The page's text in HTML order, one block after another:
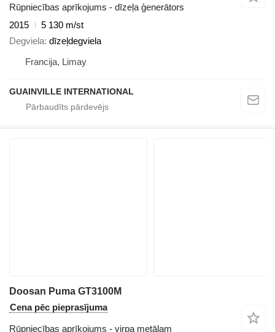
Rūpniecības aprīkojums - dīzeļa ģenerātors
2015
5 130 m/st
Degviela dīzeļdegviela
Francija, Limay
GUAINVILLE INTERNATIONAL
Doosan Puma GT3100M
Cena pēc pieprasījuma
Rūpniecības aprīkojums - virpa metālam